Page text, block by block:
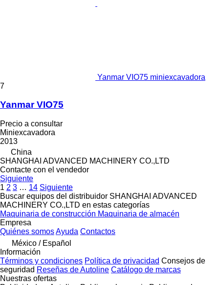
Yanmar VIO75 miniexcavadora
7
Yanmar VIO75
Precio a consultar
Miniexcavadora
2013
China
SHANGHAI ADVANCED MACHINERY CO.,LTD
Contacte con el vendedor
Siguiente
1 2 3 … 14 Siguiente
Buscar equipos del distribuidor SHANGHAI ADVANCED
MACHINERY CO.,LTD en estas categorías
Maquinaria de construcción Maquinaria de almacén
Empresa
Quiénes somosAyuda Contactos
México / Español
Información
Términos y condiciones Política de privacidad Consejos de
seguridad Reseñas de Autoline Catálogo de marcas
Nuestras ofertas